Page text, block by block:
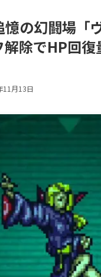
憶の幻闘場
除でHP回
11月13日